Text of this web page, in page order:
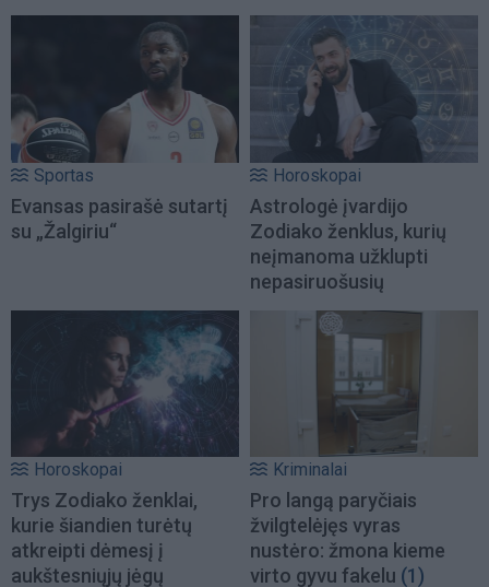
Sportas
Evansas pasirašė sutartį
su „Žalgiriu“
Horoskopai
Astrologė įvardijo
Zodiako ženklus, kurių
neįmanoma užklupti
nepasiruošusių
Horoskopai
Trys Zodiako ženklai,
kurie šiandien turėtų
atkreipti dėmesį į
aukštesniųjų jėgų
Kriminalai
Pro langą paryčiais
žvilgtelėjęs vyras
nustėro: žmona kieme
virto gyvu fakelu (1)